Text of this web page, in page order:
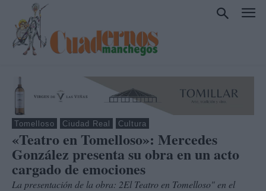
Tomelloso Ciudad Real Cultura
«Teatro en Tomelloso»: Mercedes
González presenta su obra en un acto
cargado de emociones
La presentación de la obra: 2El Teatro en Tomelloso" en el